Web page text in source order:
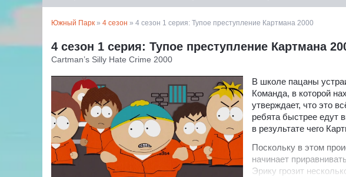
Южный Парк » 4 сезон » 4 сезон 1 серия: Тупое преступление Картмана 2000
4 сезон 1 серия: Тупое преступление Картмана
Cartman’s Silly Hate Crime 2000
В школе пацаны
Команда, в которой
утверждает, что это
ребята быстрее едут
в результате чего
Поскольку в этом
начинает
Эрику грозит